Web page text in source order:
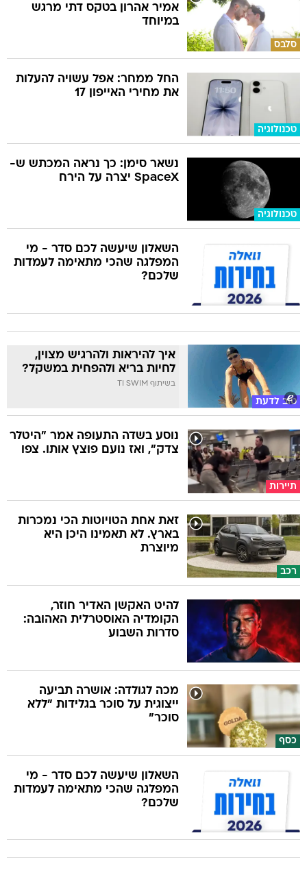
סלבס
אמיר אהרון בטקס דתי מרגש
במיוחד
טכנולוגיה
החל ממחר: אפל עשויה להעלות
את מחירי האייפון 17
טכנולוגיה
נשאר סימן: כך נראה המכתש ש-
SpaceX יצרה על הירח
השאלון שיעשה לכם סדר - מי
המפלגה שהכי מתאימה לעמדות
שלכם?
טוב לדעת
איך להיראות ולהרגיש מצוין,
לחיות בריא ולהפחית במשקל?
בשיתוף TI SWIM
תיירות
נוסע בשדה התעופה אמר "היטלר
צדק", ואז נועם פוצץ אותו. צפו
רכב
זאת אחת הטויוטות הכי נמכרות
בארץ. לא תאמינו היכן היא
מיוצרת
להיט האקשן האדיר חוזר,
הקומדיה האוסטרלית האהובה:
סדרות השבוע
כסף
מכה לגולדה: אושרה תביעה
ייצוגית על סוכר בגלידות "ללא
סוכר"
השאלון שיעשה לכם סדר - מי
המפלגה שהכי מתאימה לעמדות
שלכם?